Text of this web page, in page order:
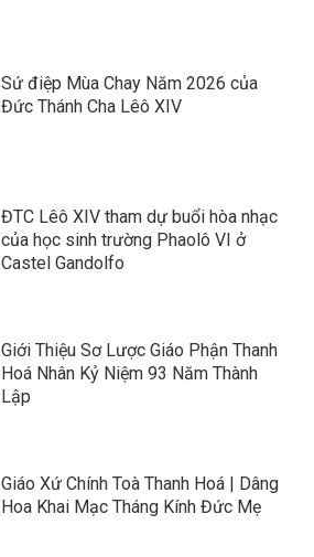
Sứ điệp Mùa Chay Năm 2026 của
Đức Thánh Cha Lêô XIV
ĐTC Lêô XIV tham dự buổi hòa nhạc
của học sinh trường Phaolô VI ở
Castel Gandolfo
Giới Thiệu Sơ Lược Giáo Phận Thanh
Hoá Nhân Kỷ Niệm 93 Năm Thành
Lập
Giáo Xứ Chính Toà Thanh Hoá | Dâng
Hoa Khai Mạc Tháng Kính Đức Mẹ